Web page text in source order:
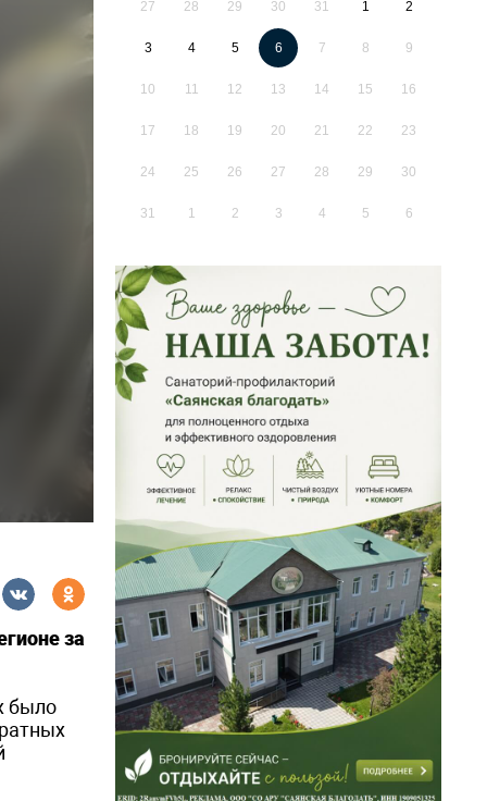
за
было
27 28 29 30 31 1 2
3 4 5 6 7 8 9
10 11 12 13 14 15 16
17 18 19 20 21 22 23
24 25 26 27 28 29 30
31 1 2 3 4 5 6